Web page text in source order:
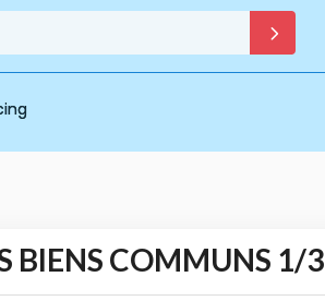
BIENS COMMUNS 1/3